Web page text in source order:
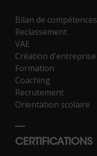
Bilan de compétences
Reclassement
VAE
Création d'entreprise
Formation
Coaching
Recrutement
Orientation scolaire
CERTIFICATIONS